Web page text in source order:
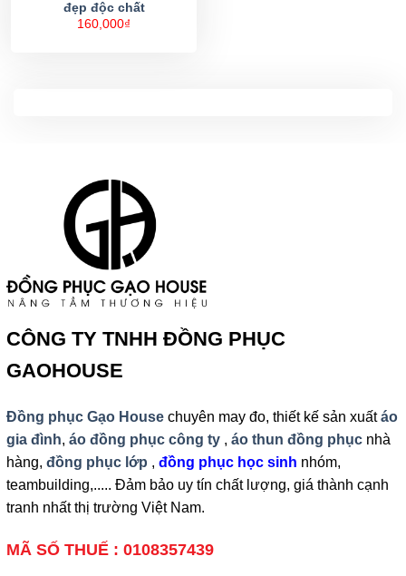
đẹp độc chất
160,000₫
CÔNG TY TNHH ĐỒNG PHỤC
GAOHOUSE
Đồng phục Gạo Housechuyên may đo, thiết kế sản xuấtáo
gia đình, áo đồng phục công ty, áo thun đồng phụcnhà
hàng, đồng phục lớp , đồng phục học sinh nhóm,
teambuilding,..... Đảm bảo uy tín chất lượng, giá thành cạnh
tranh nhất thị trường Việt Nam.
MÃ SỐ THUẾ : 0108357439